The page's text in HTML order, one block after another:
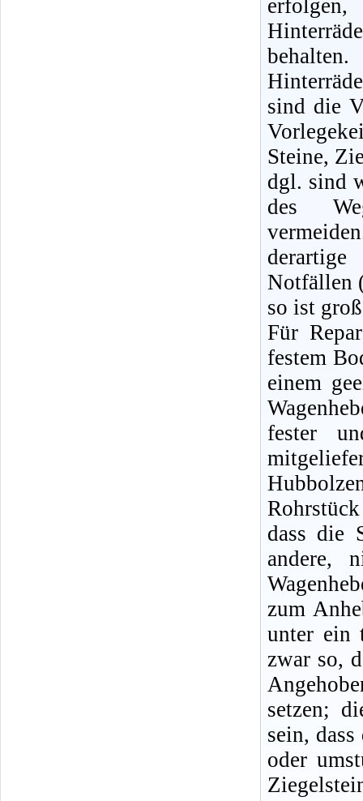
sind die
Steine,
dgl. sind
des
Notfällen
so ist
Für
festem
einem
fester
dass die
andere,
zum
unter ein
zwar so,
setzen;
sein,
oder